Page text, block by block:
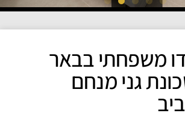
משפחתי בבאר
גני מנחם